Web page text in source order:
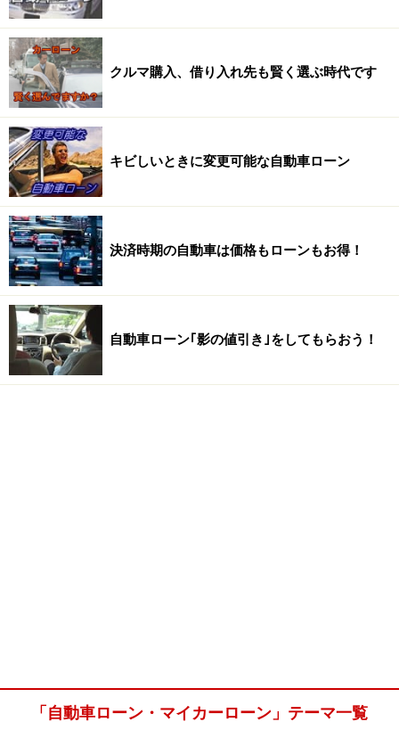
クルマ購入、借り入れ先も賢く選ぶ時代です
キビしいときに変更可能な自動車ローン
決済時期の自動車は価格もローンもお得！
自動車ローン｢影の値引き｣をしてもらおう！
「自動車ローン・マイカーローン」テーマ一覧